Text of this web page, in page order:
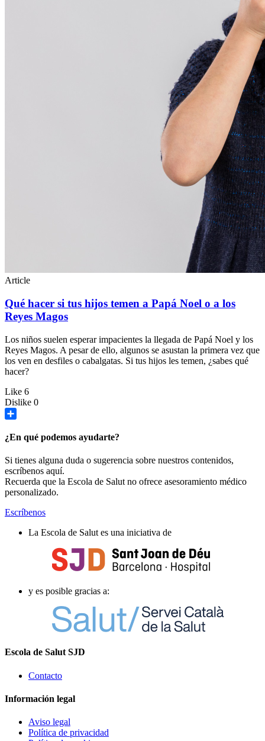
Article
Qué hacer si tus hijos temen a Papá Noel o a los
Reyes Magos
Los niños suelen esperar impacientes la llegada de Papá Noel y los
Reyes Magos. A pesar de ello, algunos se asustan la primera vez que
los ven en desfiles o cabalgatas. Si tus hijos les temen, ¿sabes qué
hacer?
Like 6
Dislike 0
¿En qué podemos ayudarte?
Si tienes alguna duda o sugerencia sobre nuestros contenidos,
escríbenos aquí.
Recuerda que la Escola de Salut no ofrece asesoramiento médico
personalizado.
Escríbenos
La Escola de Salut es una iniciativa de
y es posible gracias a:
Escola de Salut SJD
Contacto
Información legal
Aviso legal
Política de privacidad